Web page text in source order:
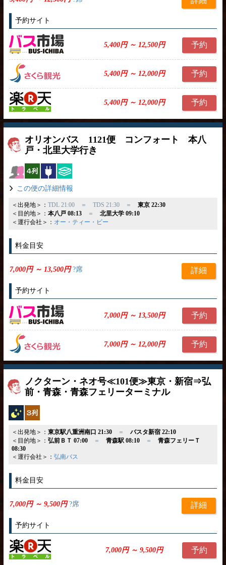
予約サイト
5,400円 ～ 12,500円 予約
5,400円 ～ 12,000円 予約
5,400円 ～ 12,000円 予約
オリオンバス 1121便 コンフォート 本八
戸・北里大学行き
女性安心
横4列 コンセント
この便の詳細情報
＜出発地＞： TDL 21:00 ＝ TDS 21:30 ＝ 東京 22:30
＜目的地＞： 本八戸 08:13＝ 北里大学 09:10
＜運行会社＞： オー・ティー・ビー
料金目安
7,000円 ～ 13,500円?席 詳細
予約サイト
7,000円 ～ 13,500円 予約
7,000円 ～ 12,000円 予約
ノクターン・ネオ号≪101便≫東京・新宿⇒弘
前・青森・青森フェリーターミナル
夜行バス
＜出発地＞： 東京駅八重洲南口 21:30＝ バスタ新宿 22:10
＜目的地＞： 弘前ＢＴ 07:00＝ 青森駅 08:10＝ 青森フェリーＴ
08:30
＜運行会社＞： 弘南バス
料金目安
7,000円 ～ 9,500円?席 詳細
予約サイト
7,000円 ～ 9,500円 予約